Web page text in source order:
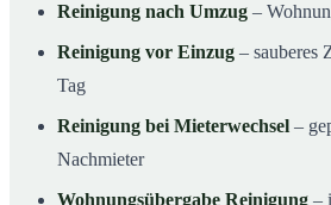
Reinigung nach Umzug –
Reinigung vor Einzug – sauberes
Tag
Reinigung bei Mieterwechsel –
Nachmieter
Wohnungsübergabe Reinigung –